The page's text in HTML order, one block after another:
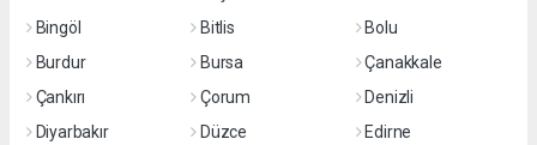
Bingöl
Bitlis
Bolu
Burdur
Bursa
Çanakkale
Çankırı
Çorum
Denizli
Diyarbakır
Düzce
Edirne